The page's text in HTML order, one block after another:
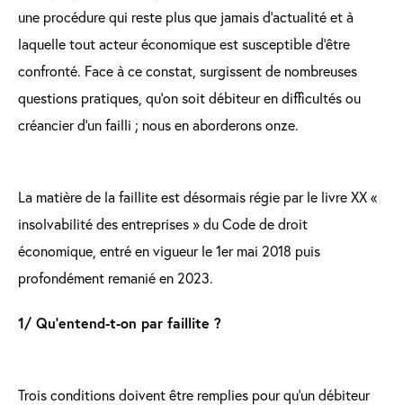
une procédure qui reste plus que jamais d’actualité et à
laquelle tout acteur économique est susceptible d’être
confronté. Face à ce constat, surgissent de nombreuses
questions pratiques, qu’on soit débiteur en difficultés ou
créancier d’un failli ; nous en aborderons onze.
La matière de la faillite est désormais régie par le livre XX «
insolvabilité des entreprises » du Code de droit
économique, entré en vigueur le 1er mai 2018 puis
profondément remanié en 2023.
1/ Qu'entend-t-on par faillite ?
Trois conditions doivent être remplies pour qu’un débiteur